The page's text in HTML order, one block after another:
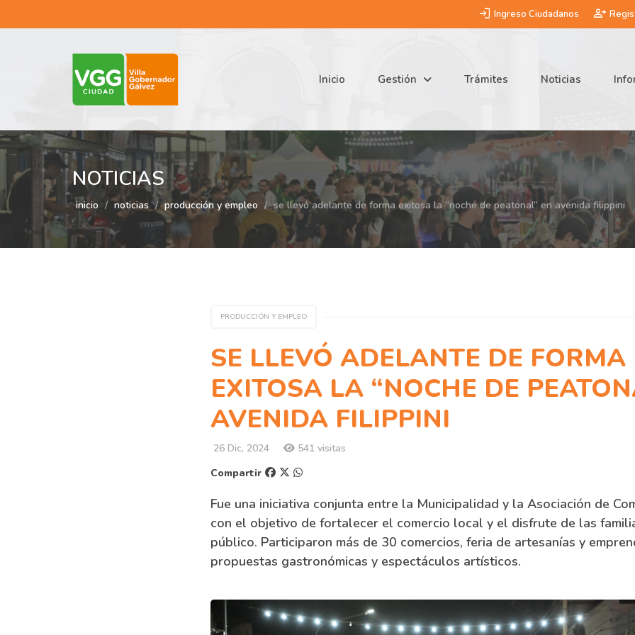
login Ingreso Ciudadanos person_add
Inicio Gestión Trámites Noticias
NOTICIAS
inicio noticias producción y empleo se llevó adelante de forma exitosa la “noche de peatonal” en avenida filippini
PRODUCCIÓN Y EMPLEO
SE LLEVÓ ADELANTE DE FORMA
EXITOSA LA “NOCHE DE
AVENIDA FILIPPINI
26 Dic, 2024
541 visitas
Compartir
Fue una iniciativa conjunta entre la Municipalidad y la Asociación de
con el objetivo de fortalecer el comercio local y el disfrute de las
público. Participaron más de 30 comercios, feria de artesanías y
propuestas gastronómicas y espectáculos artísticos.